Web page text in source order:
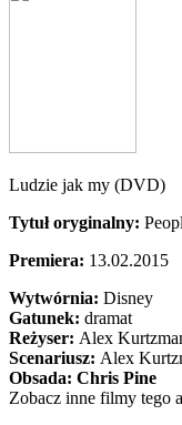
Ludzie jak my (DVD)
Tytuł oryginalny:
Premiera: 13.02.2015
Wytwórnia: Disney
Gatunek: dramat
Reżyser: Alex
Scenariusz: Alex
Obsada: Chris Pine
Zobacz inne filmy tego